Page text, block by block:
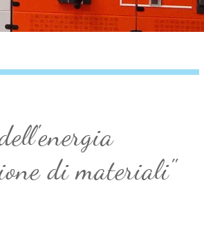
di materiali"